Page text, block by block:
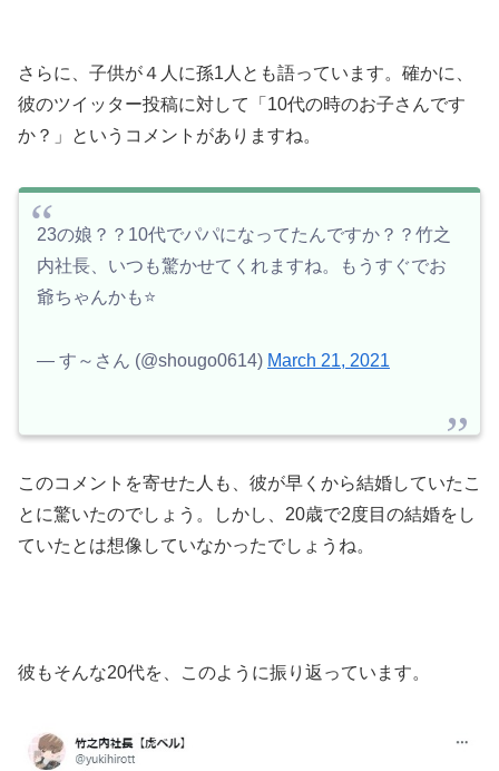
さらに、子供が４人に孫1人とも語っています。確かに、
彼のツイッター投稿に対して「10代の時のお子さんです
か？」というコメントがありますね。
23の娘？？10代でパパになってたんですか？？竹之
内社長、いつも驚かせてくれますね。もうすぐでお
爺ちゃんかも⭐️
— す～さん (@shougo0614) March 21, 2021
このコメントを寄せた人も、彼が早くから結婚していたこ
とに驚いたのでしょう。しかし、20歳で2度目の結婚をし
ていたとは想像していなかったでしょうね。
彼もそんな20代を、このように振り返っています。